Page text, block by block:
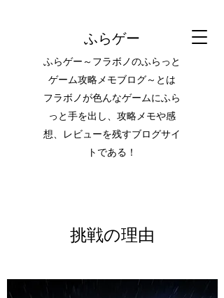
ふらゲー
ふらゲー～フラボノのふらっと
ゲーム攻略メモブログ～とは
フラボノが色んなゲームにふら
っと手を出し、攻略メモや感
想、レビューを残すブログサイ
トである！
挑戦の理由